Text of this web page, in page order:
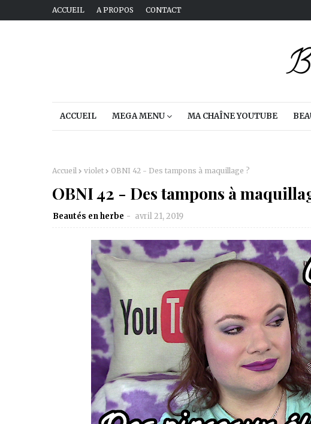
ACCUEIL A PROPOS CONTACT
ACCUEIL MEGA MENU MA CHAÎNE YOUTUBE
Accueil violet OBNI 42 - Des tampons à maquillage ?
OBNI 42 - Des tampons à
Beautés en herbe avril 21, 2019